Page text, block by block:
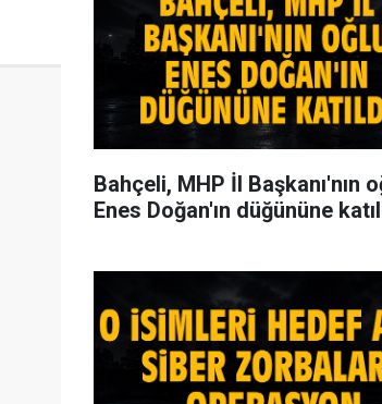
Bahçeli, MHP İl Başkanı'nın
Enes Doğan'ın düğününe